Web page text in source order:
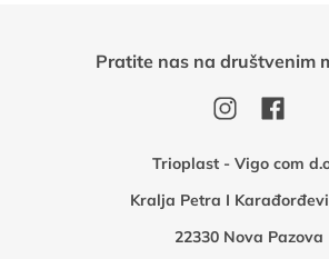
Trioplast - Vigo com
Kralja Petra I
22330 Nova Pazova
Pratite nas na društvenim